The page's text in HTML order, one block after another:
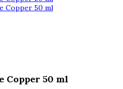
Copper 50 ml